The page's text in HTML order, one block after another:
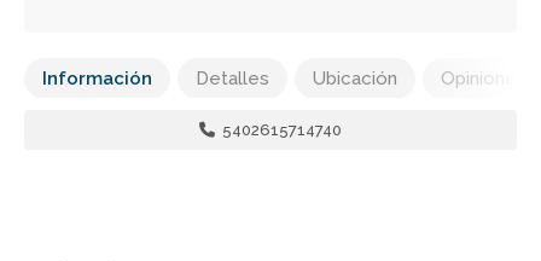
Información Detalles Ubicación Opiniones
5402615714740